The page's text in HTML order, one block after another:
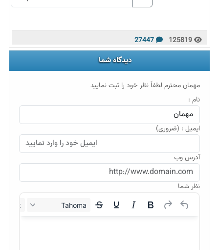
دیدگاه شما
مهمان محترم لطفاً نظر خود را ثبت نمایید
نام :
ایمیل : (ضروری)
آدرس وب
نظر شما
Tahoma
12px